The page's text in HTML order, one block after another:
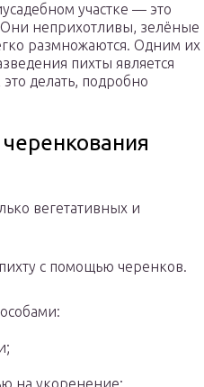
участке — это
Они неприхотливы, зелёные
размножаются. Одним их
пихты является
делать, подробно
вегетативных и
с помощью черенков.
на укоренение;